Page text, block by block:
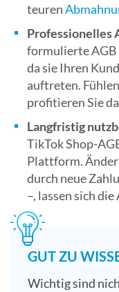
teuren
Professionelles
formulierte AGB
da sie Ihren
auftreten.
profitieren Sie
Langfristig
TikTok Shop-
Plattform.
durch neue
–, lassen sich
GUT ZU
Wichtig sind